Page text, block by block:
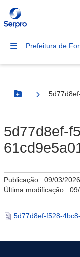
Prefeitura de
Botão Menu
5d77d8ef-
Publicação: 09/03/
Última modificação:
5d77d8ef-f528-